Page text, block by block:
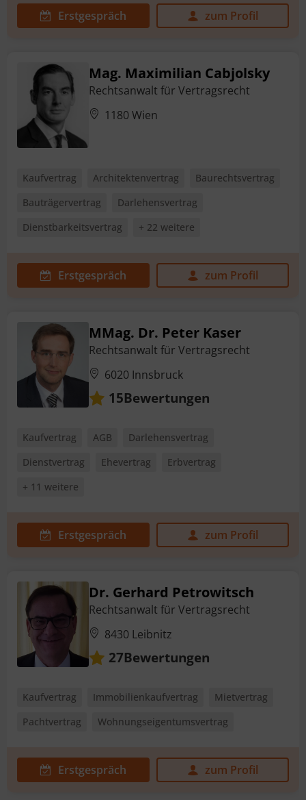
Erstgespräch zum Profil
Mag. Maximilian Cabjolsky
Rechtsanwalt für Vertragsrecht
1180 Wien
Kaufvertrag Architektenvertrag
Baurechtsvertrag
Bauträgervertrag
Darlehensvertrag
Dienstbarkeitsvertrag
+ 22 weitere
Erstgespräch zum Profil
MMag. Dr. Peter Kaser
Rechtsanwalt für Vertragsrecht
6020 Innsbruck
15Bewertungen
Kaufvertrag AGB
Darlehensvertrag
Dienstvertrag
Ehevertrag
Erbvertrag
+ 11 weitere
Erstgespräch zum Profil
Dr. Gerhard Petrowitsch
Rechtsanwalt für Vertragsrecht
8430 Leibnitz
27Bewertungen
Kaufvertrag Immobilienkaufvertrag
Mietvertrag
Pachtvertrag
Wohnungseigentumsvertrag
Erstgespräch zum Profil